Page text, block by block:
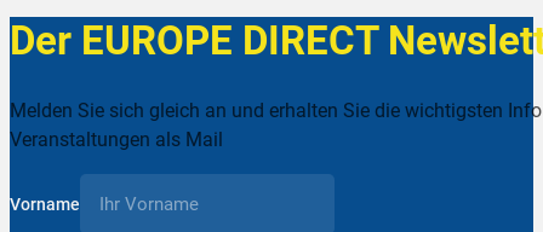
Der EUROPE DIRECT
Melden Sie sich gleich an und erhalten Sie die wichtigsten
Veranstaltungen als Mail
Vorname